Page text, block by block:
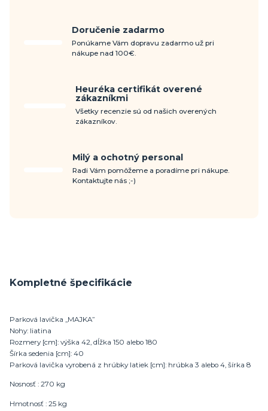
Doručenie zadarmo
Ponúkame Vám dopravu zadarmo už pri
nákupe nad 100€.
Heuréka certifikát overené
zákazníkmi
Všetky recenzie sú od našich overených
zákazníkov.
Milý a ochotný personal
Radi Vám pomôžeme a poradíme pri nákupe.
Kontaktujte nás ;-)
Kompletné špecifikácie
Parková lavička „MAJKA”
Nohy: liatina
Rozmery [cm]: výška 42, dĺžka 150 alebo 180
Šírka sedenia [cm]: 40
Parková lavička vyrobená z hrúbky latiek [cm]: hrúbka 3 alebo 4, šírka 8
Nosnosť : 270 kg
Hmotnosť : 25 kg